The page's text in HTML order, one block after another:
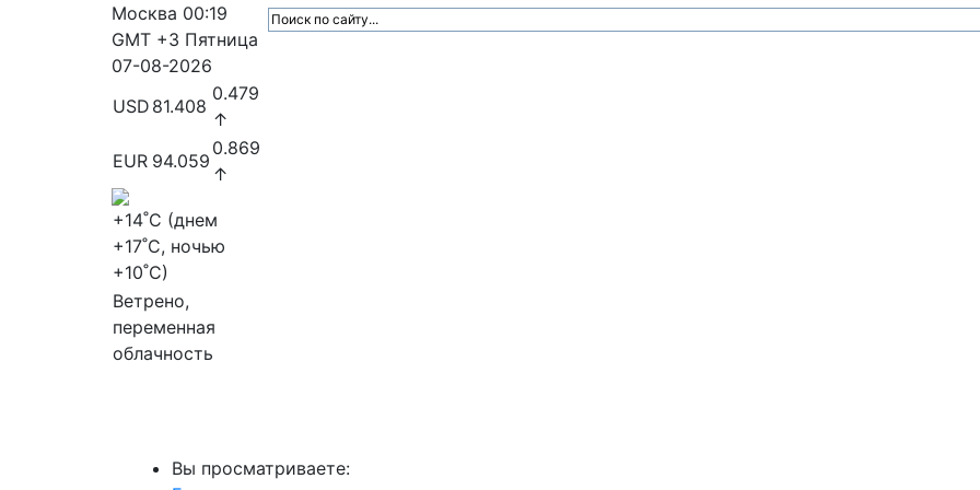
Москва 00:19
GMT +3 Пятница
07-08-2026
USD 81.408
0.479
↑
EUR 94.059
0.869
↑
+14˚C (днем
+17˚C, ночью
+10˚C)
Ветрено,
переменная
облачность
Вы просматриваете: